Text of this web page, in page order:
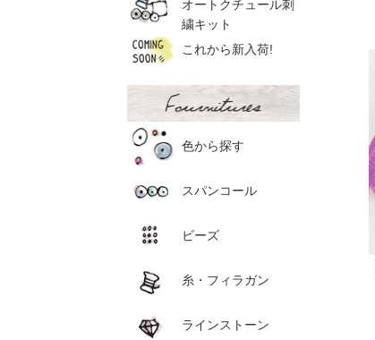
オートクチュール刺
繍キット
これから新入荷!
色から探す
スパンコール
ビーズ
糸・フィラガン
ラインストーン